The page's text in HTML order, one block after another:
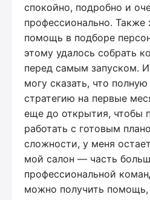
спокойно, подробно и
профессионально. Также
помощь в подборе
этому удалось собрать
перед самым запуском.
могу сказать, что
стратегию на первые
еще до открытия, чтобы
работать с готовым
сложности, у меня
мой салон — часть
профессиональной
можно получить